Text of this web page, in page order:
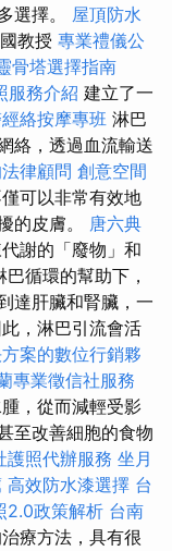
選擇。 屋頂防水
教授 專業禮儀公
骨塔選擇指南
服務介紹 建立了一
絡按摩專班 淋巴
絡，透過血流輸送
律顧問 創意空間
可以非常有效地
的皮膚。 唐六典
謝的「廢物」和
巴循環的幫助下，
達肝臟和腎臟，一
，淋巴引流會活
案的數位行銷夥
專業徵信社服務
，從而減輕受影
至改善細胞的食物
護照代辦服務 坐月
高效防水漆選擇 台
2.0政策解析 台南
療方法，具有很